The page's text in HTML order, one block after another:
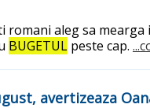
aleg sa
BUGETUL peste cap.
avertizeaza